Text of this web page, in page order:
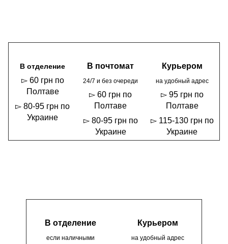
В отделение
▻ 60 грн по
Полтаве
▻ 80-95 грн по
Украине
В почтомат
24/7 и без очереди
▻ 60 грн по
Полтаве
▻ 80-95 грн по
Украине
Курьером
на удобный адрес
▻ 95 грн по
Полтаве
▻ 115-130 грн по
Украине
В отделение
если наличными
Курьером
на удобный адрес